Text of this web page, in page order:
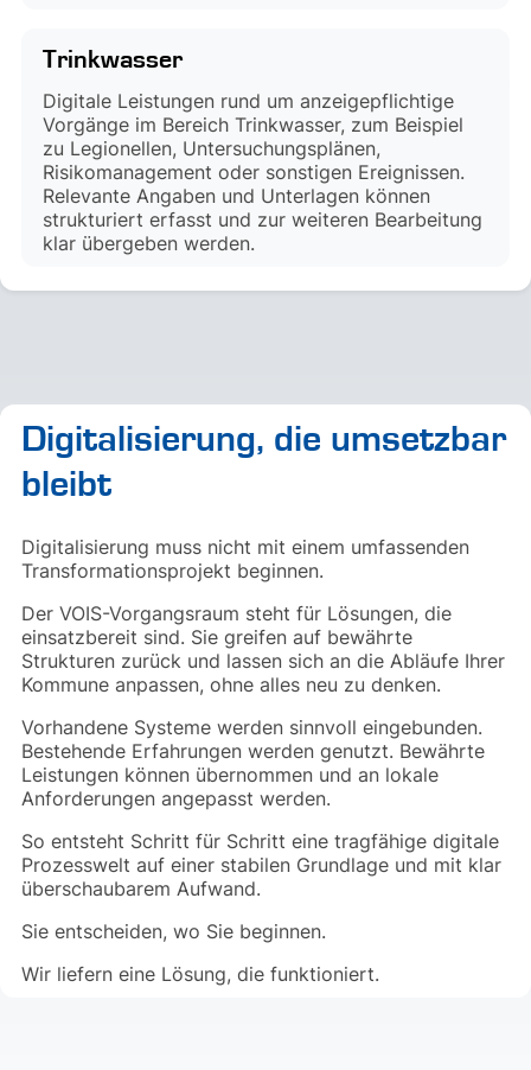
Trinkwasser
Digitale Leistungen rund um anzeigepflichtige
Vorgänge im Bereich Trinkwasser, zum Beispiel
zu Legionellen, Untersuchungsplänen,
Risikomanagement oder sonstigen Ereignissen.
Relevante Angaben und Unterlagen können
strukturiert erfasst und zur weiteren Bearbeitung
klar übergeben werden.
Digitalisierung, die umsetzbar
bleibt
Digitalisierung muss nicht mit einem umfassenden
Transformationsprojekt beginnen.
Der VOIS-Vorgangsraum steht für Lösungen, die
einsatzbereit sind. Sie greifen auf bewährte
Strukturen zurück und lassen sich an die Abläufe Ihrer
Kommune anpassen, ohne alles neu zu denken.
Vorhandene Systeme werden sinnvoll eingebunden.
Bestehende Erfahrungen werden genutzt. Bewährte
Leistungen können übernommen und an lokale
Anforderungen angepasst werden.
So entsteht Schritt für Schritt eine tragfähige digitale
Prozesswelt auf einer stabilen Grundlage und mit klar
überschaubarem Aufwand.
Sie entscheiden, wo Sie beginnen.
Wir liefern eine Lösung, die funktioniert.